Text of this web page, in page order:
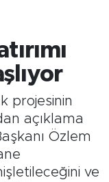
projesinin
açıklama
Özlem
ve